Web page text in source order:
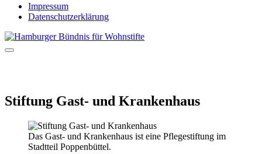
Impressum
Datenschutzerklärung
Stiftung Gast- und Krankenhaus
Das Gast- und Krankenhaus ist eine Pflegestiftung im
Stadtteil Poppenbüttel.